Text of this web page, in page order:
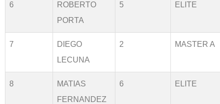
6
ROBERTO
PORTA
5 ELITE
7
DIEGO
LECUNA
2 MASTER A
8
MATIAS
FERNANDEZ
6 ELITE